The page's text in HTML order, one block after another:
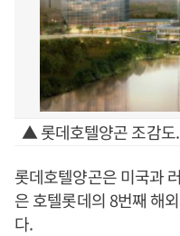
▲ 롯데호텔양곤 조감도.
롯데호텔양곤은 미국과
은 호텔롯데의 8번째 해
다.